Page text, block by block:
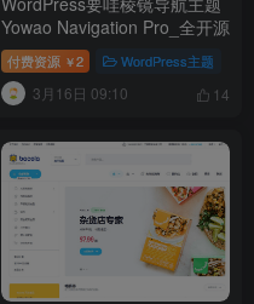
Yowao Navigation Pro_全开源
付费资源 ￥2 WordPress主题
3月16日 09:10 14